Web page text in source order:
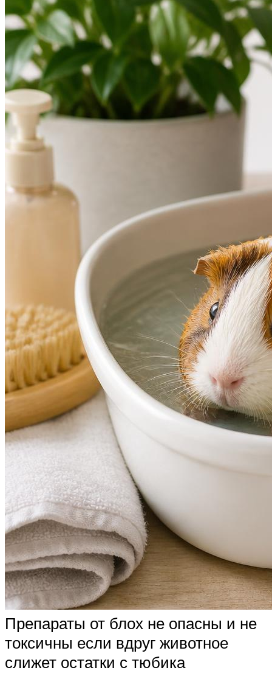
Препараты от блох не опасны и не
токсичны если вдруг животное
слижет остатки с тюбика